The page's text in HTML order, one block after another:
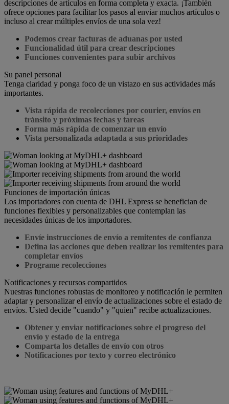
descripciones de artículos en forma completa y exacta. ¡También
ofrece opciones para facilitar los pasos al enviar muchos artículos o
incluso al crear múltiples envíos de una sola vez!
Podemos crear facturas de aduanas por usted
Funcionalidad útil para crear descripciones
Funciones convenientes para subir archivos
Su panel personal
Tenga claridad y ponga foco de un vistazo en sus actividades más
importantes.
Vista rápida de recolecciones por courier, envíos en
tránsito y próximas fechas y tareas
Forma más rápida de comenzar un envío
Vista personalizada adaptada a sus prioridades
Funciones de importación únicas
Los importadores con cuenta de DHL Express se benefician de
funciones flexibles y personalizables que contemplan las
necesidades únicas de los importadores.
Envíe instrucciones de envío a remitentes de confianza
Defina las acciones que deben realizar los remitentes para
completar envíos
Programe recolecciones
Notificaciones y recursos compartidos
Nuestras funciones robustas de monitoreo y notificación le permiten
adaptar y personalizar el envío de actualizaciones sobre el estado de
envíos. Usted decide "cuando" y "quien" recibe actualizaciones.
Obtener y enviar notificaciones sobre el progreso del
envío y estado de la entrega
Comparta los detalles de envío con otros
Notificaciones por texto y correo electrónico